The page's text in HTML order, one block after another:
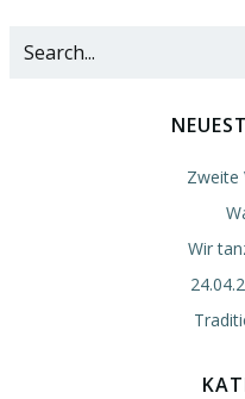
Zweite
Wir